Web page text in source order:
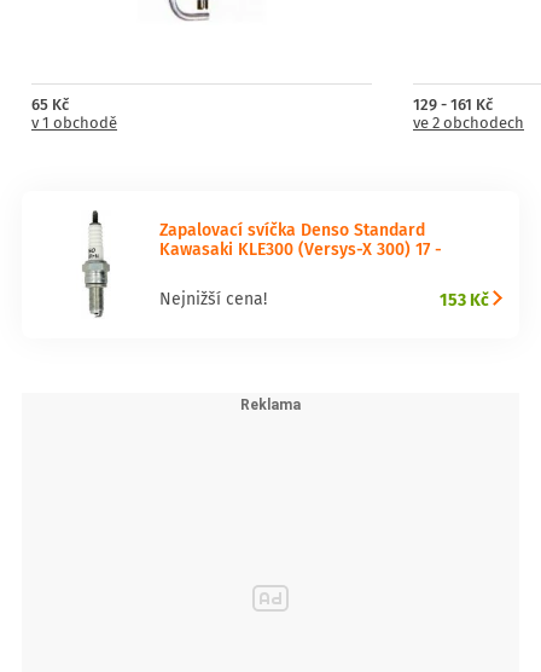
65 Kč
v 1 obchodě
129 - 161 Kč
ve 2 obchodech
Zapalovací svíčka Denso Standard
Kawasaki KLE300 (Versys-X 300) 17 -
Nejnižší cena! 153 Kč